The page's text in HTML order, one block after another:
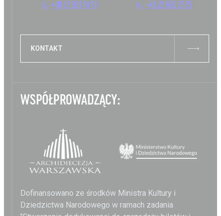
+48 22 308 14 91
+48 22 620 27 25
KONTAKT
WSPÓŁPROWADZĄCY:
Dofinansowano ze środków Ministra Kultury i
Dziedzictwa Narodowego w ramach zadania